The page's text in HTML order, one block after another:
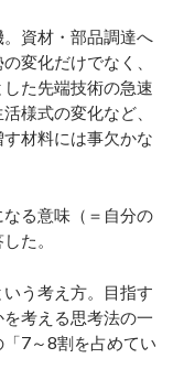
資材・部品調達へ
変化だけでなく、
た先端技術の急速
様式の変化など、
材料には事欠かな
る意味（＝自分の
た。
う考え方。目指す
考える思考法の一
7～8割を占めてい